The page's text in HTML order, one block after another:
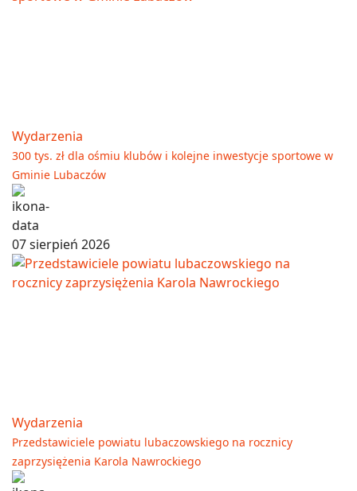
Wydarzenia
300 tys. zł dla ośmiu klubów i kolejne inwestycje sportowe w
Gminie Lubaczów
07 sierpień 2026
Wydarzenia
Przedstawiciele powiatu lubaczowskiego na rocznicy
zaprzysiężenia Karola Nawrockiego